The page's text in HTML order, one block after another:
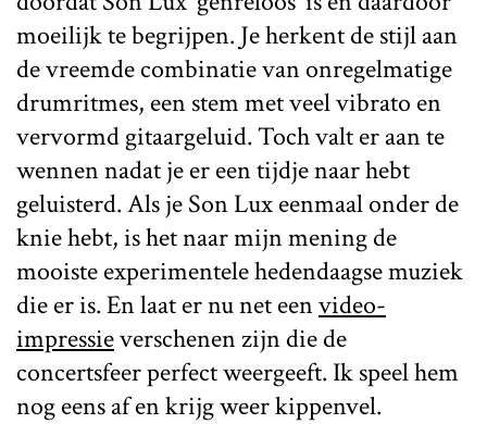
moeilijk te begrijpen. Je herkent de stijl aan
de vreemde combinatie van onregelmatige
drumritmes, een stem met veel vibrato en
vervormd gitaargeluid. Toch valt er aan te
wennen nadat je er een tijdje naar hebt
geluisterd. Als je Son Lux eenmaal onder de
knie hebt, is het naar mijn mening de
mooiste experimentele hedendaagse muziek
die er is. En laat er nu net eenvideo-
impressieverschenen zijn die de
concertsfeer perfect weergeeft. Ik speel hem
nog eens af en krijg weer kippenvel.